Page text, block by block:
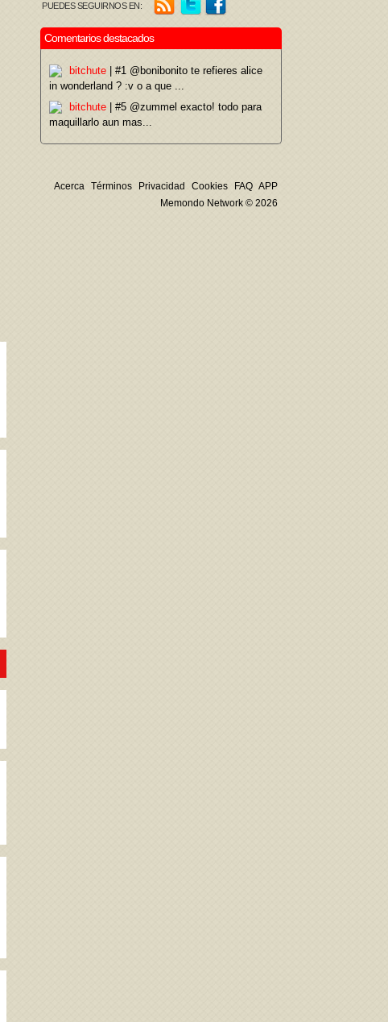
PUEDES SEGUIRNOS EN:
Comentarios destacados
bitchute | #1 @bonibonito te refieres alice
in wonderland ? :v o a que ...
bitchute | #5 @zummel exacto! todo para
maquillarlo aun mas...
Acerca Términos Privacidad Cookies FAQ APP
Memondo Network © 2026